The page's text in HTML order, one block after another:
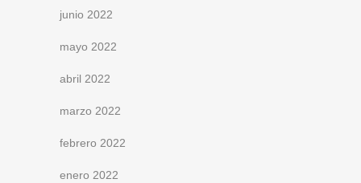
junio 2022
mayo 2022
abril 2022
marzo 2022
febrero 2022
enero 2022